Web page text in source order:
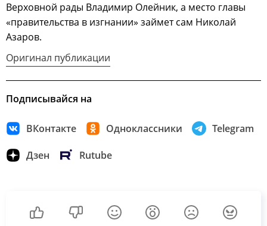
Верховной рады Владимир Олейник, а место главы
«правительства в изгнании» займет сам Николай
Азаров.
Оригинал публикации
Подписывайся на
ВКонтакте Одноклассники Telegram
Дзен Rutube